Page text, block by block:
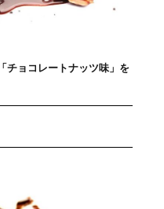
チョコレートナッツ味」を